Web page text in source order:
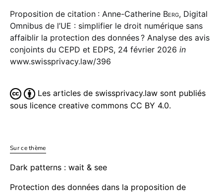
Proposition de citation : Anne-Catherine Berg, Digital
Omnibus de l’UE : simplifier le droit numérique sans
affaiblir la protection des données ? Analyse des avis
conjoints du CEPD et EDPS, 24 février 2026 in
www.swissprivacy.law/396
Les articles de swissprivacy.law sont publiés
sous licence creative commons CC BY 4.0.
Sur ce thème
Dark patterns : wait & see
Protection des données dans la proposition de